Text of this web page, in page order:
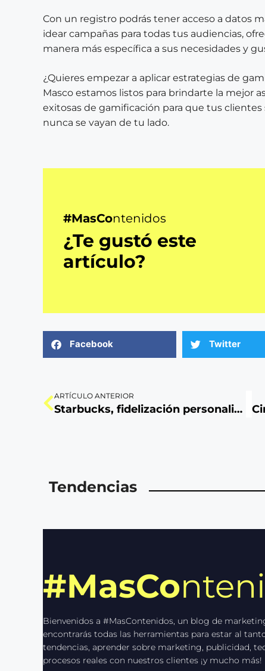
Con un registro podrás tener acceso a datos
idear campañas para todas tus audiencias,
manera más específica a sus necesidades y
¿Quieres empezar a aplicar estrategias de
Masco estamos listos para brindarte la mejor
exitosas de gamificación para que tus
nunca se vayan de tu lado.
#MasContenidos
¿Te gustó este
artículo?
Facebook Twitter
ARTÍCULO ANTERIOR
Starbucks, fidelización personalizada
Tendencias
#MasCo
Bienvenidos a #MasContenidos, un blog de
encontrarás todas las herramientas para estar al
tendencias, aprender sobre marketing, publicidad,
procesos reales con nuestros clientes ¡y mucho más!